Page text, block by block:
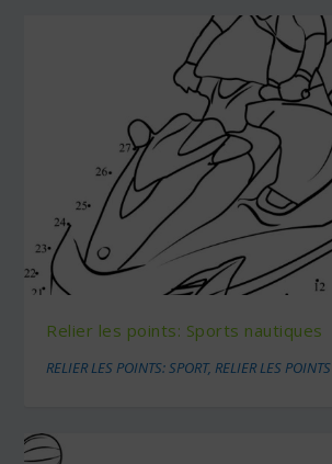
Relier les points: Sports nautiques
RELIER LES POINTS: SPORT,RELIER LES POINTS